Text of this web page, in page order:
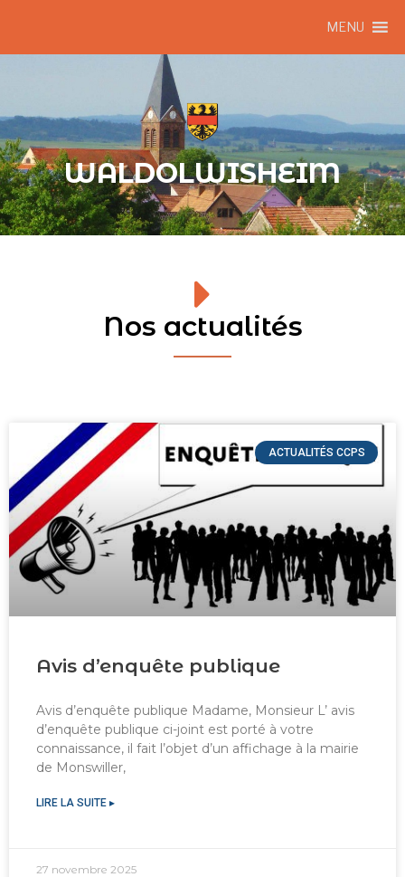
MENU
WALDOLWISHEIM
Nos actualités​
ACTUALITÉS CCPS
Avis d’enquête publique
Avis d’enquête publique Madame, Monsieur L’ avis
d’enquête publique ci-joint est porté à votre
connaissance, il fait l’objet d’un affichage à la mairie
de Monswiller,
LIRE LA SUITE ▸
27 novembre 2025